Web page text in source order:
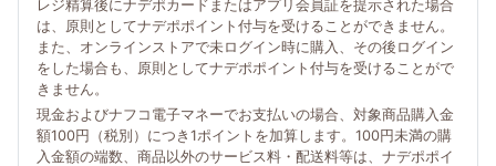
レジ精算後にナデポカードまたはアプリ会員証を提示された場合
は、原則としてナデポポイント付与を受けることができません。
また、オンラインストアで未ログイン時に購入、その後ログイン
をした場合も、原則としてナデポポイント付与を受けることがで
きません。
現金およびナフコ電子マネーでお支払いの場合、対象商品購入金
額100円（税別）につき1ポイントを加算します。100円未満の購
入金額の端数、商品以外のサービス料・配送料等は、ナデポポイ